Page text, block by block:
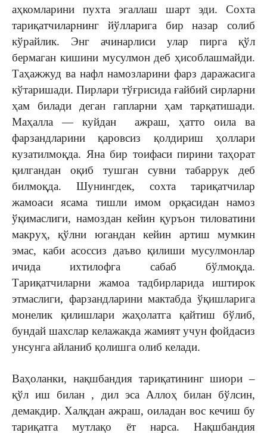
аҳкомларини пухта эгаллаш шарт эди. Сохта
тариқатчиларнинг йўлларига бир назар солиб
кўрайлик. Энг ачинарлиси улар пирга қўл
бермаган кишини мусулмон деб ҳисоблашмайди.
Таҳажжуд ва нафл намозларини фарз даражасига
кўтаришади. Пирлари тўғрисида ғайбий сирларни
ҳам билади деган гапларни ҳам тарқатишади.
Маҳалла — куйдан ажраш, ҳатто оила ва
фарзандларини қаровсиз қолдириш ҳоллари
кузатилмоқда. Яна бир тоифаси пирини таҳорат
қилгандан оқиб тушган сувни табаррук деб
билмоқда. Шунингдек, сохта тариқатчилар
жамоаси ясама тишли имом орқасидан намоз
ўқимаслиги, намоздан кейин қуръон тиловатини
макруҳ, қўлни югандан кейин артиш мумкин
эмас, каби асоссиз даъво қилиши мусулмонлар
ичида ихтилофга сабаб бўлмоқда.
Тариқатчиларни жамоа тадбирларида иштирок
этмаслиги, фарзандларини мактабда ўқишларига
монелик қилишлари жаҳолатга қайтиш бўлиб,
бундай шахслар келажакда жамият учун фойдасиз
унсунга айланиб қолишга олиб келади.
Ваҳоланки, нақшбандия тариқатининг шиори –
қўл иш билан , дил эса Аллоҳ билан бўлсин,
демакдир. Халқдан ажраш, оиладан вос кечиш бу
тариқатга мутлақо ёт нарса. Нақшбандия